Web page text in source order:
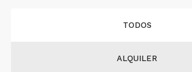
TODOS
ALQUILER